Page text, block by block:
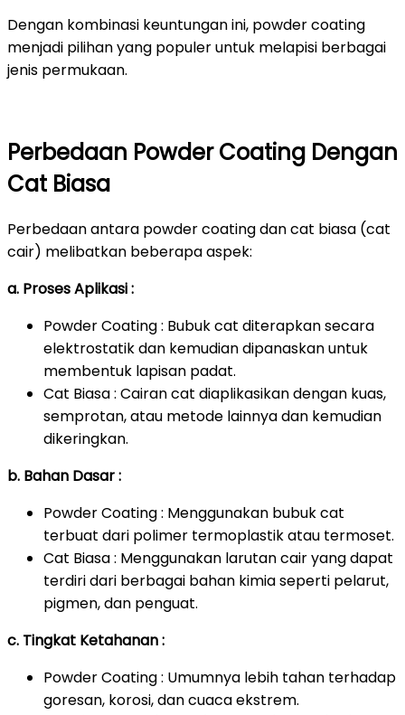
Dengan kombinasi keuntungan ini, powder coating
menjadi pilihan yang populer untuk melapisi berbagai
jenis permukaan.
Perbedaan Powder Coating Dengan
Cat Biasa
Perbedaan antara powder coating dan cat biasa (cat
cair) melibatkan beberapa aspek:
a. Proses Aplikasi :
Powder Coating : Bubuk cat diterapkan secara
elektrostatik dan kemudian dipanaskan untuk
membentuk lapisan padat.
Cat Biasa : Cairan cat diaplikasikan dengan kuas,
semprotan, atau metode lainnya dan kemudian
dikeringkan.
b. Bahan Dasar :
Powder Coating : Menggunakan bubuk cat
terbuat dari polimer termoplastik atau termoset.
Cat Biasa : Menggunakan larutan cair yang dapat
terdiri dari berbagai bahan kimia seperti pelarut,
pigmen, dan penguat.
c. Tingkat Ketahanan :
Powder Coating : Umumnya lebih tahan terhadap
goresan, korosi, dan cuaca ekstrem.